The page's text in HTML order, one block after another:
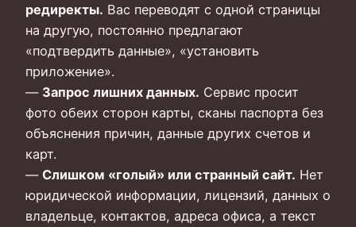
редиректы. Вас переводят с одной страницы
на другую, постоянно предлагают
«подтвердить данные», «установить
приложение».
— Запрос лишних данных. Сервис просит
фото обеих сторон карты, сканы паспорта без
объяснения причин, данные других счетов и
карт.
— Слишком «голый» или странный сайт. Нет
юридической информации, лицензий, данных о
владельце, контактов, адреса офиса, а текст